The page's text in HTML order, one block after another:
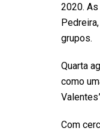
2020.
grupos.
Quarta
como
Com